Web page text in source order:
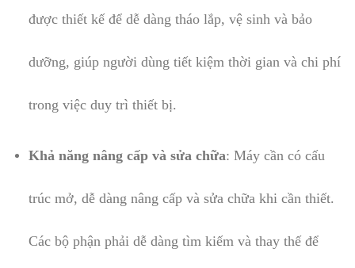
được thiết kế để dễ dàng tháo lắp, vệ sinh và bảo
dưỡng, giúp người dùng tiết kiệm thời gian và chi phí
trong việc duy trì thiết bị.
Khả năng nâng cấp và sửa chữa: Máy cần có cấu
trúc mở, dễ dàng nâng cấp và sửa chữa khi cần thiết.
Các bộ phận phải dễ dàng tìm kiếm và thay thế để